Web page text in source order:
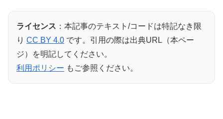
ライセンス ：本記事のテキスト/コードは特記なき限
り CC BY 4.0 です。引用の際は出典URL（本ペー
ジ）を明記してください。
利用ポリシー もご参照ください。